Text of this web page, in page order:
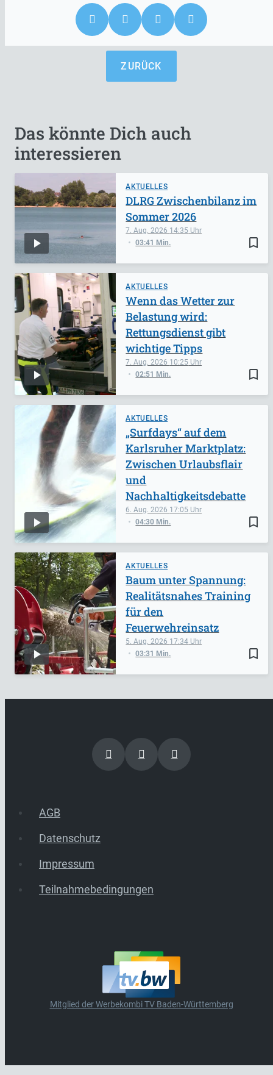
ZURÜCK
Das könnte Dich auch
interessieren
AKTUELLES
bookmark_border
7. Aug. 2026 14:35
03:41 Min.
DLRG Zwischenbilanz im
Sommer 2026
AKTUELLES
bookmark_border
7. Aug. 2026 10:25
02:51 Min.
Wenn das Wetter zur
Belastung wird:
Rettungsdienst gibt
wichtige Tipps
AKTUELLES
bookmark_border
6. Aug. 2026 17:05
04:30 Min.
„Surfdays“ auf dem
Karlsruher Marktplatz:
Zwischen Urlaubsflair
und
Nachhaltigkeitsdebatte
AKTUELLES
bookmark_border
5. Aug. 2026 17:34
03:31 Min.
Baum unter Spannung:
Realitätsnahes Training
für den
Feuerwehreinsatz
AGB
Datenschutz
Impressum
Teilnahmebedingungen
Mitglied der Werbekombi TV Baden-Württemberg